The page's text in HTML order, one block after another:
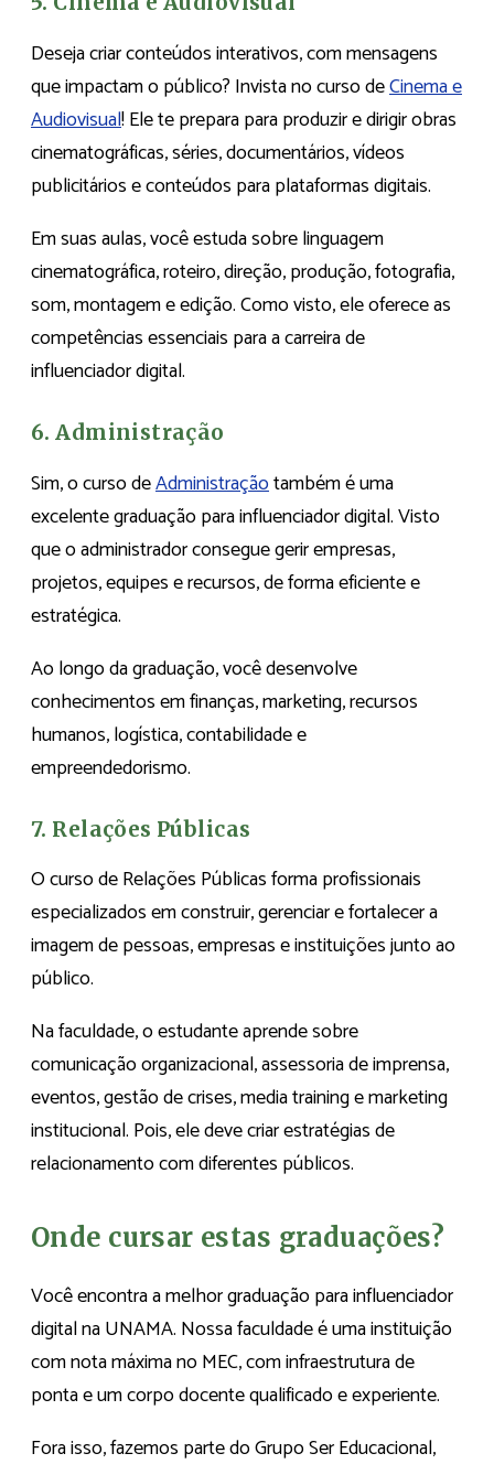
Deseja criar conteúdos interativos, com mensagens
que impactam o público? Invista no curso deCinema e
Audiovisual! Ele te prepara para produzir e dirigir obras
cinematográficas, séries, documentários, vídeos
publicitários e conteúdos para plataformas digitais.
Em suas aulas, você estuda sobre linguagem
cinematográfica, roteiro, direção, produção, fotografia,
som, montagem e edição. Como visto, ele oferece as
competências essenciais para a carreira de
influenciador digital.
6. Administração
Sim, o curso deAdministraçãotambém é uma
excelente graduação para influenciador digital. Visto
que o administrador consegue gerir empresas,
projetos, equipes e recursos, de forma eficiente e
estratégica.
Ao longo da graduação, você desenvolve
conhecimentos em finanças, marketing, recursos
humanos, logística, contabilidade e
empreendedorismo.
7. Relações Públicas
O curso de Relações Públicas forma profissionais
especializados em construir, gerenciar e fortalecer a
imagem de pessoas, empresas e instituições junto ao
público.
Na faculdade, o estudante aprende sobre
comunicação organizacional, assessoria de imprensa,
eventos, gestão de crises, media training e marketing
institucional. Pois, ele deve criar estratégias de
relacionamento com diferentes públicos.
Onde cursar estas graduações?
Você encontra a melhor graduação para influenciador
digital na UNAMA. Nossa faculdade é uma instituição
com nota máxima no MEC, com infraestrutura de
ponta e um corpo docente qualificado e experiente.
Fora isso, fazemos parte do Grupo Ser Educacional,